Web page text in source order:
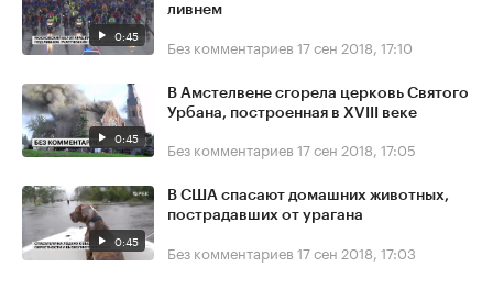
0:45
ливнем
Без комментариев 17 сен 2018, 17:10
0:45
В Амстелвене сгорела церковь Святого
Урбана, построенная в XVIII веке
Без комментариев 17 сен 2018, 17:05
0:45
В США спасают домашних животных,
пострадавших от урагана
Без комментариев 17 сен 2018, 17:03